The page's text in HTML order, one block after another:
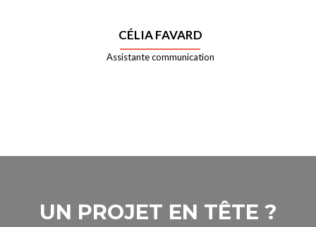
CÉLIA FAVARD
Assistante communication
UN PROJET EN TÊTE ?